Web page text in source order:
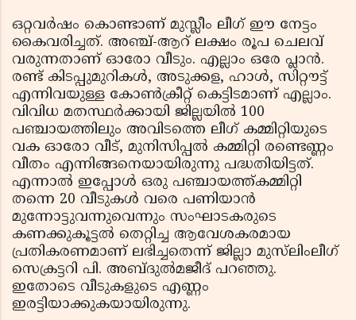
ഒറ്റവര്‍ഷം കൊണ്ടാണ് മുസ്ലീം ലീഗ് ഈ നേട്ടം
കൈവരിച്ചത്. അഞ്ച്-ആറ് ലക്ഷം രൂപ ചെലവ്
വരുന്നതാണ് ഓരോ വീടും. എല്ലാം ഒരേ പ്ലാന്‍.
രണ്ട് കിടപ്പുമുറികള്‍, അടുക്കള, ഹാള്‍, സിറ്റൗട്ട്
എന്നിവയുള്ള കോണ്‍ക്രീറ്റ് കെട്ടിടമാണ് എല്ലാം.
വിവിധ മതസ്ഥര്‍ക്കായി ജില്ലയില്‍ 100
പഞ്ചായത്തിലും അവിടത്തെ ലീഗ് കമ്മിറ്റിയുടെ
വക ഓരോ വീട്, മുനിസിപ്പല്‍ കമ്മിറ്റി രണ്ടെണ്ണം
വീതം എന്നിങ്ങനെയായിരുന്നു പദ്ധതിയിട്ടത്.
എന്നാല്‍ ഇപ്പോള്‍ ഒരു പഞ്ചായത്ത്കമ്മിറ്റി
തന്നെ 20 വീടുകള്‍ വരെ പണിയാന്‍
മുന്നോട്ടുവന്നുവെന്നും സംഘാടകരുടെ
കണക്കുകൂട്ടല്‍ തെറ്റിച്ച ആവേശകരമായ
പ്രതികരണമാണ് ലഭിച്ചതെന്ന് ജില്ലാ മുസ്‌ലിംലീഗ്
സെക്രട്ടറി പി. അബ്ദുല്‍മജീദ് പറഞ്ഞു.
ഇതോടെ വീടുകളുടെ എണ്ണം
ഇരട്ടിയാക്കുകയായിരുന്നു.